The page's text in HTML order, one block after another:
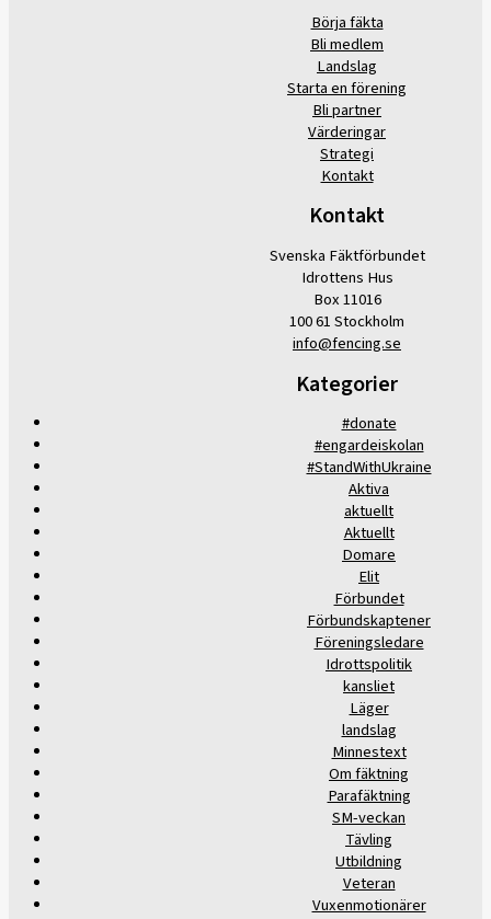
Börja fäkta
Bli medlem
Landslag
Starta en förening
Bli partner
Värderingar
Strategi
Kontakt
Kontakt
Svenska Fäktförbundet
Idrottens Hus
Box 11016
100 61 Stockholm
info@fencing.se
Kategorier
#donate
#engardeiskolan
#StandWithUkraine
Aktiva
aktuellt
Aktuellt
Domare
Elit
Förbundet
Förbundskaptener
Föreningsledare
Idrottspolitik
kansliet
Läger
landslag
Minnestext
Om fäktning
Parafäktning
SM-veckan
Tävling
Utbildning
Veteran
Vuxenmotionärer